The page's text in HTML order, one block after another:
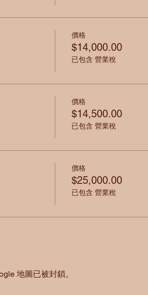
價格
$14,000.00
已包含 營業稅
價格
$14,500.00
已包含 營業稅
價格
$25,000.00
已包含 營業稅
地圖已被封鎖。